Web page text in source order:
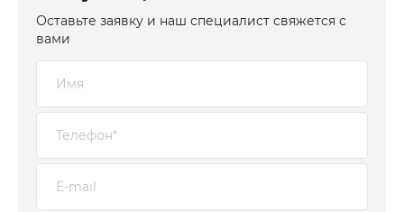
Оставьте заявку и наш специалист свяжется с
вами